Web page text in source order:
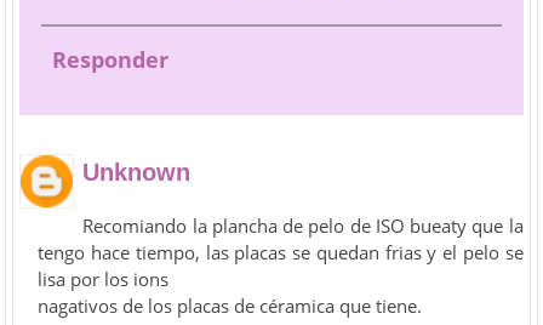
Responder
Unknown
Recomiando la plancha de pelo de ISO bueaty que la
tengo hace tiempo, las placas se quedan frias y el pelo se
lisa por los ions
nagativos de los placas de céramica que tiene.